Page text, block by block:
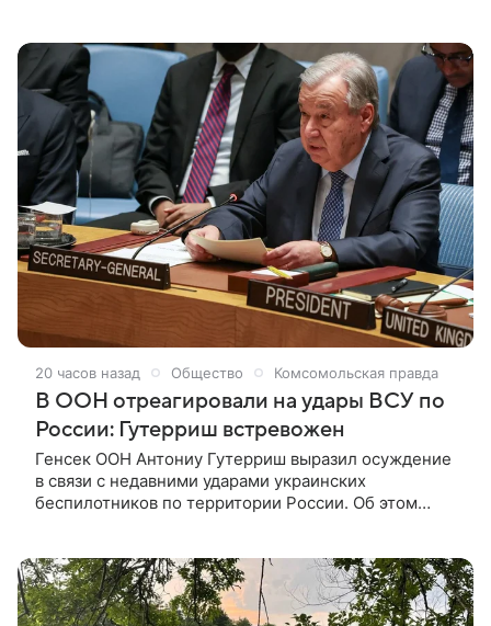
ООН Антониу Гутерриш осудил удары украинской
армии дронами по регионам РФ. Об этом в пятницу,
7 августа, сообщил заместитель постоянного
представителя главы организации Фархан Хак.
20 часов назад Общество Комсомольская правда
В ООН отреагировали на удары ВСУ по
России: Гутерриш встревожен
Генсек ООН Антониу Гутерриш выразил осуждение
в связи с недавними ударами украинских
беспилотников по территории России. Об этом